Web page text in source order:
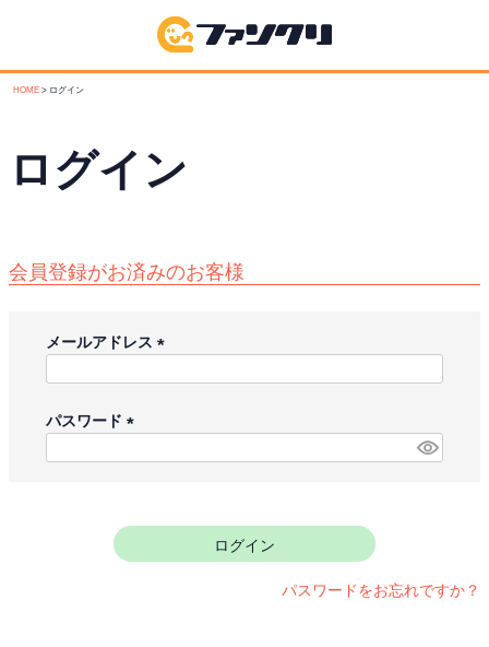
HOME ログイン
ログイン
会員登録がお済みのお客様
メールアドレス
)
パスワード
ログイン
パスワードをお忘れですか？